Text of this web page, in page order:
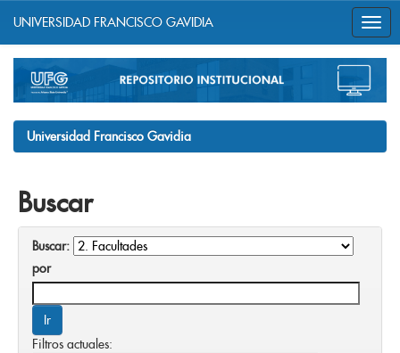
navigation
UNIVERSIDAD FRANCISCO GAVIDIA
Universidad Francisco Gavidia
Buscar
Buscar:
por
Filtros actuales: